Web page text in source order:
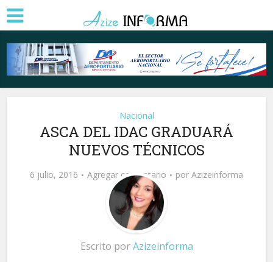
Nacional
ASCA DEL IDAC GRADUARÁ
NUEVOS TÉCNICOS
6 julio, 2016 Agregar comentario por Azizeinforma
Escrito porAzizeinforma